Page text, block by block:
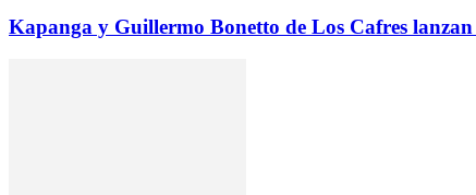
Kapanga y Guillermo Bonetto de Los Cafres lanzan